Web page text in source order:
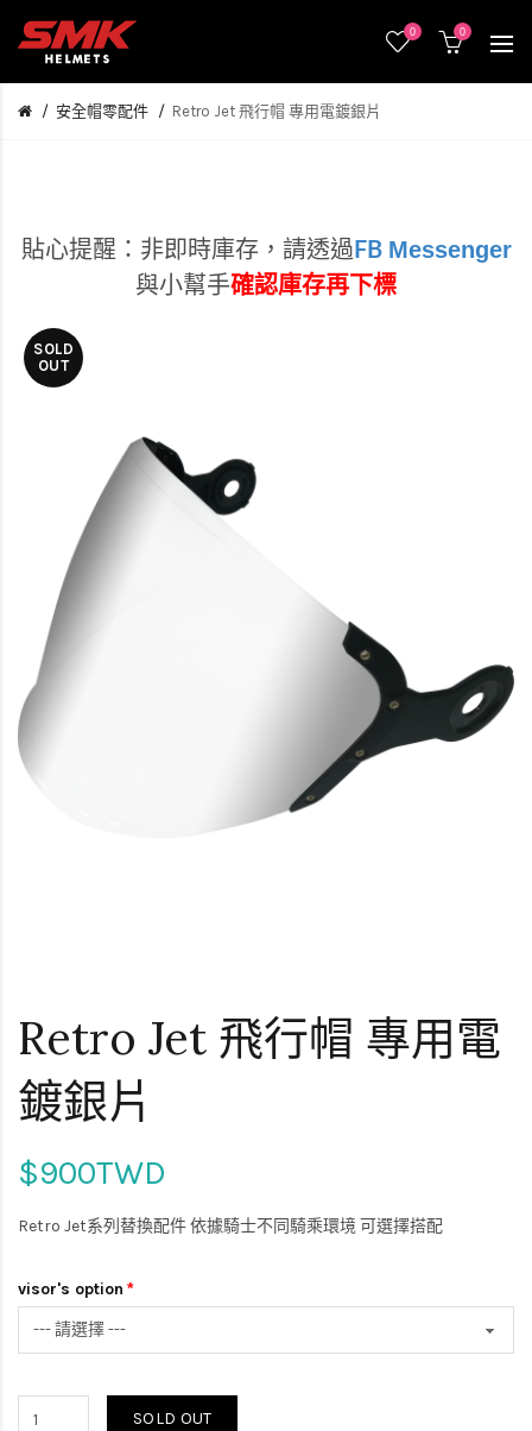
0 0
安全帽零配件 Retro Jet 飛行帽 專用電鍍銀片
貼心提醒：非即時庫存， 請透過 FB Messenger
與小幫手確認庫存再下標
SOLD
OUT
Retro Jet 飛行帽 專用電
鍍銀片
$900TWD
Retro Jet系列替換配件 依據騎士不同騎乘環境 可選擇搭配
visor's option
SOLD OUT